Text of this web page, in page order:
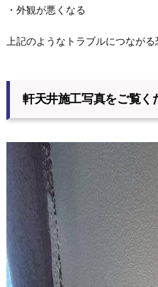
・外観が悪くなる
上記のようなトラブルにつながる
軒天井施工写真をご覧く